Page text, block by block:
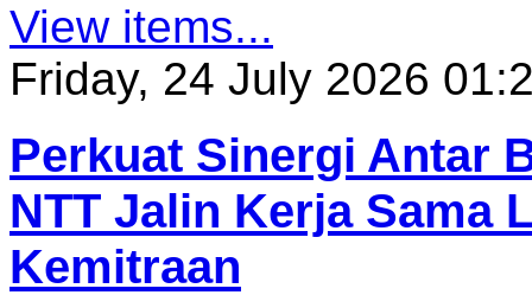
View items...
Friday, 24 July 2026
Perkuat Sinergi Antar
NTT Jalin Kerja Sama
Kemitraan